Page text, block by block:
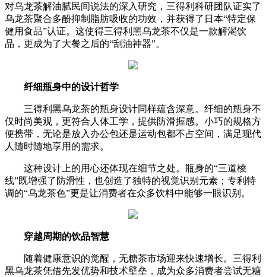
对乌龙茶解油腻民间说法的深入研究，三得利科研团队证实了
乌龙茶聚合多酚抑制脂肪吸收的功效，并获得了日本“特定保
健用食品”认证。这使得三得利黑乌龙茶不仅是一款解渴饮
品，更成为了大餐之后的“刮油神器”。
纤细瓶身中的设计哲学
三得利黑乌龙茶的瓶身设计同样蕴含深意。纤细的瓶身不
仅时尚美观，更符合人体工学，提供防滑握感。小巧的规格方
便携带，无论是放入办公包还是运动包都不占空间，满足现代
人随时随地享用的需求。
这种设计上的用心还体现在细节之处。瓶身的“三道棱
线”既增强了防滑性，也创造了独特的视觉识别元素；专利特
调的“乌龙茶色”更是让消费者在众多饮料中能够一眼识别。
穿越周期的饮品智慧
随着健康意识的觉醒，无糖茶市场迎来快速增长。三得利
黑乌龙茶凭借先发优势和技术壁垒，成为众多消费者尝试无糖